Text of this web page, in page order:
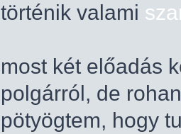
történik valami
most két előadás
polgárról, de
pötyögtem, hogy